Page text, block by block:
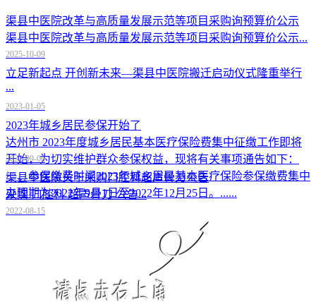
渠县中医院改革与高质量发展示范等项目采购询预算价公示
渠县中医院改革与高质量发展示范等项目采购询预算价公示...
2025-10-09
立足新起点 开创新未来—渠县中医院搬迁启动仪式隆重举行
...
2023-01-05
2023年城乡居民参保开始了
达州市 2023年度城乡居民基本医疗保险费集中征缴工作即将
开始，为切实维护群众参保权益，现将有关事项通告如下：
一、参保缴费时间2023年城乡居民基本医疗保险参保缴费集中
办理期为2022年9月1日至2022年12月25日。......
2022-09-06
渠县中医院关于采购口腔科超声骨刀公告
采购 口腔科 超声骨刀 公告...
2022-08-15